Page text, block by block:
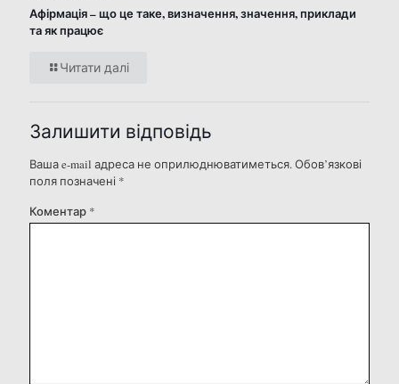
Афірмація – що це таке, визначення, значення, приклади
та як працює
Читати далі
Залишити відповідь
Ваша e-mail адреса не оприлюднюватиметься.Обов’язкові
поля позначені *
Коментар *